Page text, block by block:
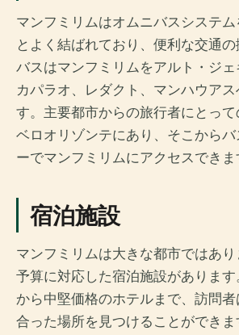
マンフミリムはオムニバスシステ
とよく結ばれており、便利な交通
バスはマンフミリムをアルト・ジェ
カパラオ、レダクト、マンハウアス
す。主要都市からの旅行者にとっ
ベロオリゾンテにあり、そこから
ーでマンフミリムにアクセスできま
宿泊施設
マンフミリムは大きな都市ではあ
予算に対応した宿泊施設がありま
から中堅価格のホテルまで、訪問
合った場所を見つけることができ